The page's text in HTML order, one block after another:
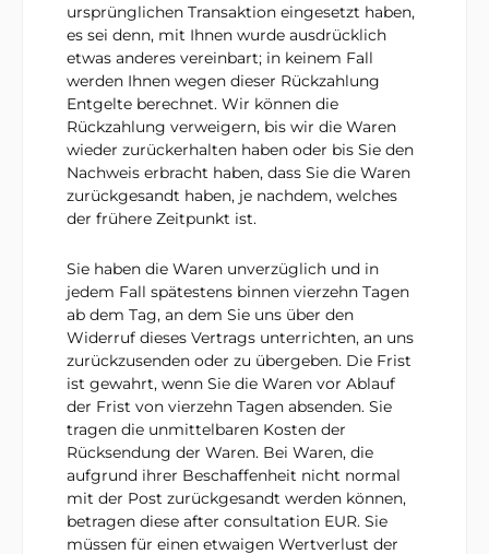
ursprünglichen Transaktion eingesetzt haben,
es sei denn, mit Ihnen wurde ausdrücklich
etwas anderes vereinbart; in keinem Fall
werden Ihnen wegen dieser Rückzahlung
Entgelte berechnet. Wir können die
Rückzahlung verweigern, bis wir die Waren
wieder zurückerhalten haben oder bis Sie den
Nachweis erbracht haben, dass Sie die Waren
zurückgesandt haben, je nachdem, welches
der frühere Zeitpunkt ist.
Sie haben die Waren unverzüglich und in
jedem Fall spätestens binnen vierzehn Tagen
ab dem Tag, an dem Sie uns über den
Widerruf dieses Vertrags unterrichten, an uns
zurückzusenden oder zu übergeben. Die Frist
ist gewahrt, wenn Sie die Waren vor Ablauf
der Frist von vierzehn Tagen absenden. Sie
tragen die unmittelbaren Kosten der
Rücksendung der Waren. Bei Waren, die
aufgrund ihrer Beschaffenheit nicht normal
mit der Post zurückgesandt werden können,
betragen diese after consultation EUR. Sie
müssen für einen etwaigen Wertverlust der